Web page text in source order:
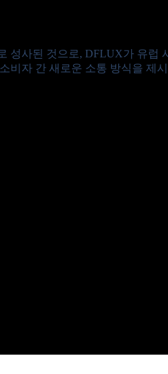
성사된 것으로, DFLUX가 유럽
비자 간 새로운 소통 방식을 제